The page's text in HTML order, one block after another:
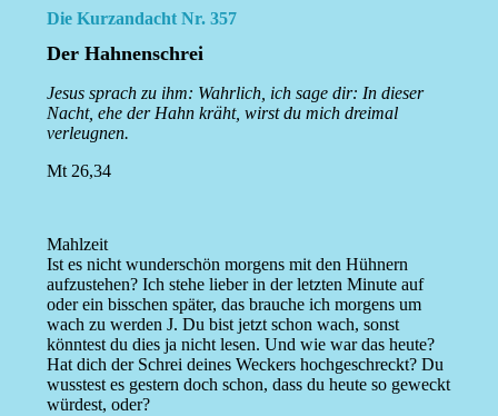
Die Kurzandacht Nr. 357
Der Hahnenschrei
Jesus sprach zu ihm: Wahrlich, ich sage dir: In dieser
Nacht, ehe der Hahn kräht, wirst du mich dreimal
verleugnen.
Mt 26,34
Mahlzeit
Ist es nicht wunderschön morgens mit den Hühnern
aufzustehen? Ich stehe lieber in der letzten Minute auf
oder ein bisschen später, das brauche ich morgens um
wach zu werden J. Du bist jetzt schon wach, sonst
könntest du dies ja nicht lesen. Und wie war das heute?
Hat dich der Schrei deines Weckers hochgeschreckt? Du
wusstest es gestern doch schon, dass du heute so geweckt
würdest, oder?